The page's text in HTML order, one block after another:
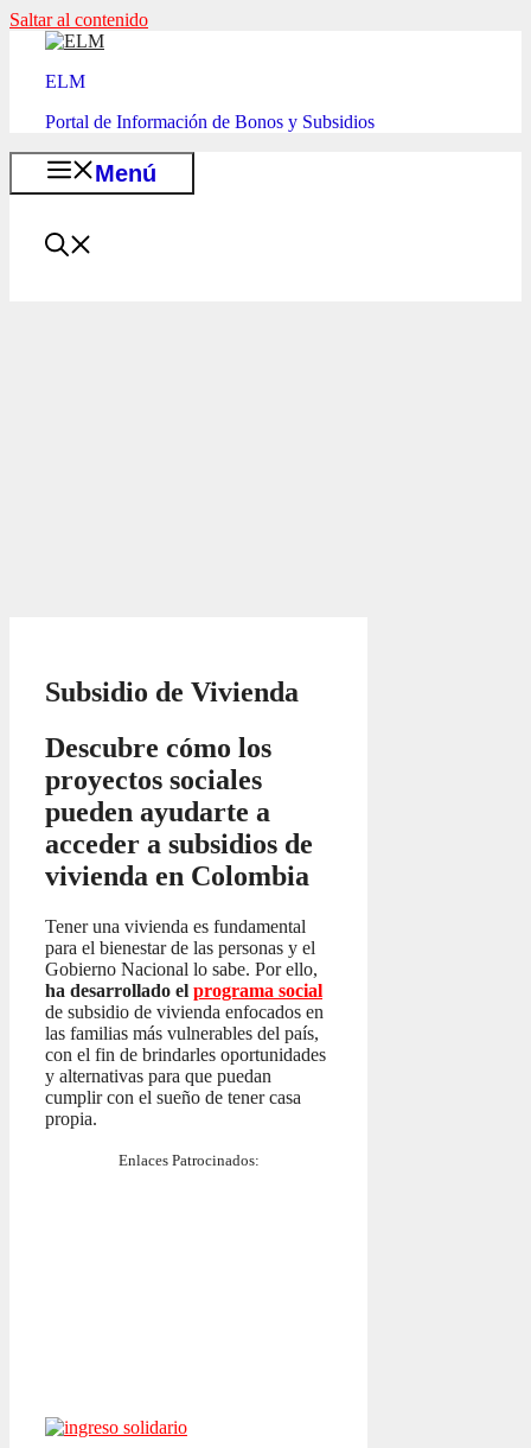
Saltar al contenido
ELM
Portal de Información de Bonos y Subsidios
Menú
Subsidio de Vivienda
Descubre cómo los
proyectos sociales
pueden ayudarte a
acceder a subsidios de
vivienda en Colombia
Tener una vivienda es fundamental
para el bienestar de las personas y el
Gobierno Nacional lo sabe. Por ello,
ha desarrollado el programa social
de subsidio de vivienda enfocados en
las familias más vulnerables del país,
con el fin de brindarles oportunidades
y alternativas para que puedan
cumplir con el sueño de tener casa
propia.
Enlaces Patrocinados: